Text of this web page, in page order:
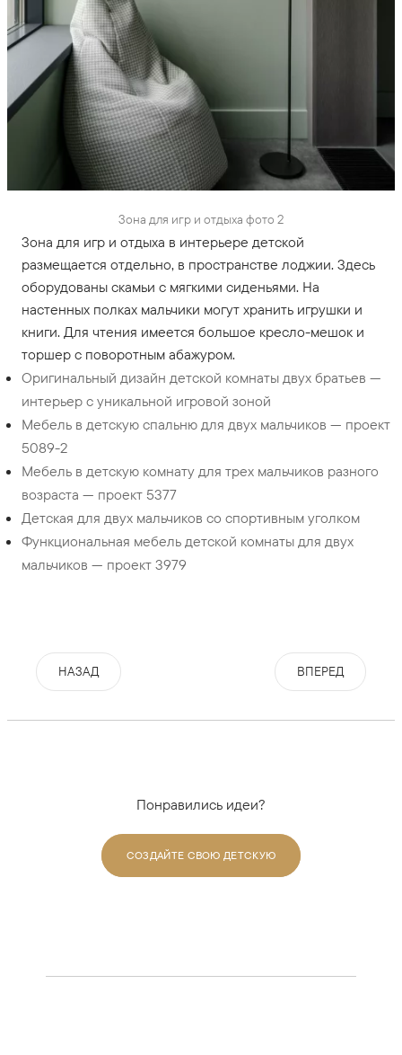
Зона для игр и отдыха фото 2
Зона для игр и отдыха в интерьере детской
размещается отдельно, в пространстве лоджии. Здесь
оборудованы скамьи с мягкими сиденьями. На
настенных полках мальчики могут хранить игрушки и
книги. Для чтения имеется большое кресло-мешок и
торшер с поворотным абажуром.
Оригинальный дизайн детской комнаты двух братьев —
интерьер с уникальной игровой зоной
Мебель в детскую спальню для двух мальчиков — проект
5089-2
Мебель в детскую комнату для трех мальчиков разного
возраста — проект 5377
Детская для двух мальчиков со спортивным уголком
Функциональная мебель детской комнаты для двух
мальчиков — проект 3979
НАЗАД ВПЕРЕД
Понравились идеи?
СОЗДАЙТЕ СВОЮ ДЕТСКУЮ